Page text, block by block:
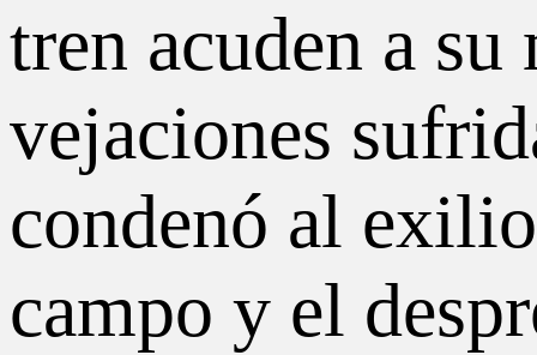
tren acuden a
vejaciones
condenó al
campo y el